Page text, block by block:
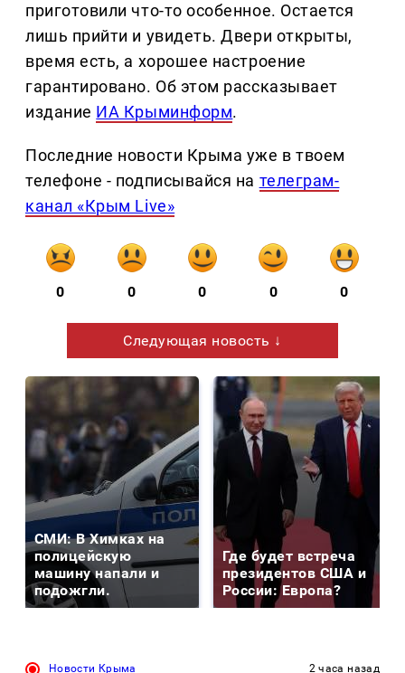
приготовили что-то особенное. Остается
лишь прийти и увидеть. Двери открыты,
время есть, а хорошее настроение
гарантировано. Об этом рассказывает
издание ИА Крыминформ.
Последние новости Крыма уже в твоем
телефоне - подписывайся на телеграм-
канал «Крым Live»
0 0 0 0 0
Следующая новость ↓
СМИ: В Химках на
полицейскую
машину напали и
подожгли.
Где будет встреча
президентов США и
России: Европа?
Новости Крыма 2 часа назад